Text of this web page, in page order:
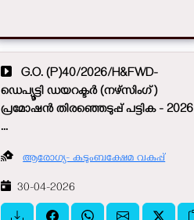
G.O. (P)40/2026/H&FWD-
ഡെപ്യൂട്ടി ഡയറക്ടർ (നഴ്‌സിംഗ്)
പ്രമോഷൻ തിരഞ്ഞെടുപ്പ് പട്ടിക - 2026
...
ആരോഗ്യ- കുടുംബക്ഷേമ വകുപ്പ്
30-04-2026